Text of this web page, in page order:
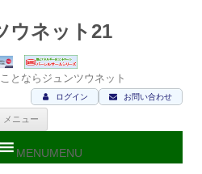
ウネット21
とならジュンツウネット
お問い合わせ
ログイン
メニュー
ン
ツ
MENUMENU